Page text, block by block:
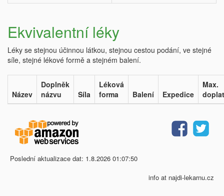
Ekvivalentní léky
Léky se stejnou účinnou látkou, stejnou cestou podání, ve stejné
síle, stejné lékové formě a stejném balení.
Název
Doplněk
názvu
Síla
Léková
forma
Balení Expedice
Max.
Poslední aktualizace dat: 1.8.2026 01:07:50
info at najdi-lekarnu.cz